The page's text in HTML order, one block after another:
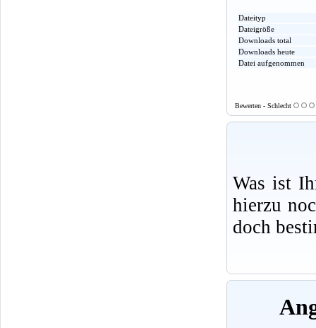
Dateityp
Dateigröße
Downloads total
Downloads heute
Datei aufgenommen
Bewerten - Schlecht
Was ist
hierzu
doch